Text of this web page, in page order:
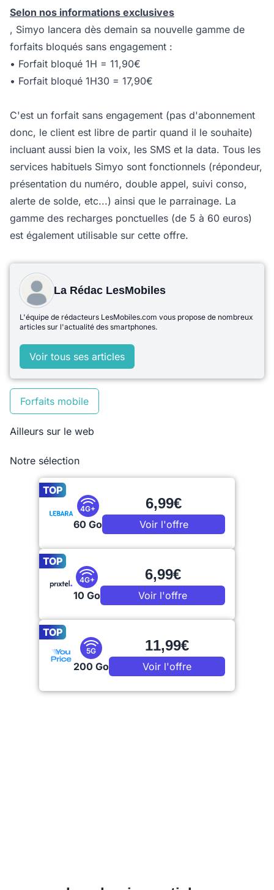
Selon nos informations exclusives
, Simyo lancera dès demain sa nouvelle gamme de
forfaits bloqués sans engagement :
• Forfait bloqué 1H = 11,90€
• Forfait bloqué 1H30 = 17,90€
C'est un forfait sans engagement (pas d'abonnement
donc, le client est libre de partir quand il le souhaite)
incluant aussi bien la voix, les SMS et la data. Tous les
services habituels Simyo sont fonctionnels (répondeur,
présentation du numéro, double appel, suivi conso,
alerte de solde, etc...) ainsi que le parrainage. La
gamme des recharges ponctuelles (de 5 à 60 euros)
est également utilisable sur cette offre.
La Rédac LesMobiles
L'équipe de rédacteurs LesMobiles.com vous propose de nombreux
articles sur l'actualité des smartphones.
Voir tous ses articles
Forfaits mobile
Ailleurs sur le web
Notre sélection
TOP
4G+
60 Go
6,99€
Voir l'offre
TOP
4G+
10 Go
6,99€
Voir l'offre
TOP
5G
200 Go
11,99€
Voir l'offre